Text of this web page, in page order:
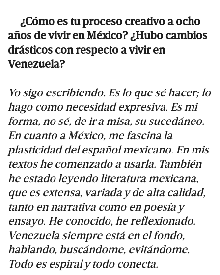
— ¿Cómo es tu proceso creativo a ocho
años de vivir en México? ¿Hubo cambios
drásticos con respecto a vivir en
Venezuela?
Yo sigo escribiendo. Es lo que sé hacer; lo
hago como necesidad expresiva. Es mi
forma, no sé, de ir a misa, su sucedáneo.
En cuanto a México, me fascina la
plasticidad del español mexicano. En mis
textos he comenzado a usarla. También
he estado leyendo literatura mexicana,
que es extensa, variada y de alta calidad,
tanto en narrativa como en poesía y
ensayo. He conocido, he reflexionado.
Venezuela siempre está en el fondo,
hablando, buscándome, evitándome.
Todo es espiral y todo conecta.